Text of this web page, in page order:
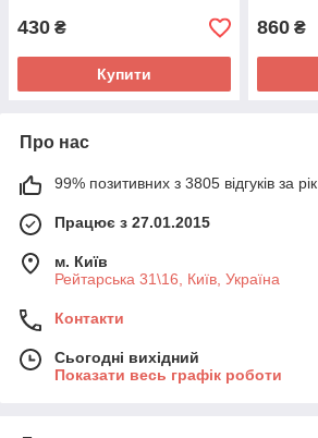
430 ₴
Купити
860 ₴
Про нас
99% позитивних з 3805 відгуків за рік
Працює з 27.01.2015
м. Київ
Рейтарська 31\16, Київ, Україна
Контакти
Сьогодні вихідний
Показати весь графік роботи